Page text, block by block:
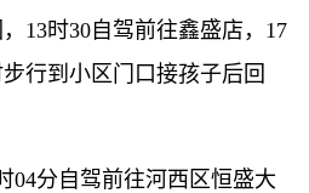
13时30自驾前往鑫盛店，17
行到小区门口接孩子后回
分自驾前往河西区恒盛大